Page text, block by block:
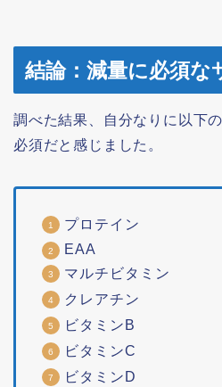
結論：減量に必須な
調べた結果、自分なりに以下
必須だと感じました。
プロテイン
EAA
マルチビタミン
クレアチン
ビタミンB
ビタミンC
ビタミンD